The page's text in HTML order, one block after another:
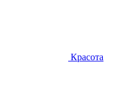
Красота